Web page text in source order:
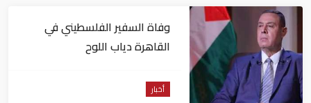
وفاة السفير الفلسطيني في
القاهرة دياب اللوح
أخبار